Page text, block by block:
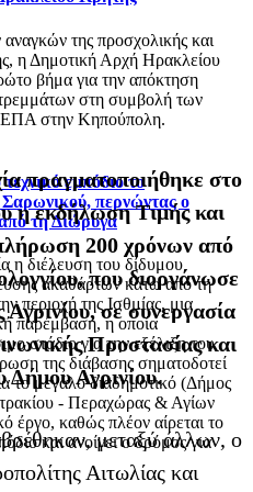
της προσχολικής και
η Δημοτική Αρχή Ηρακλείου
βήμα για την απόκτηση
στη συμβολή των
στην Κηπούπολη.
εμπόδιο το
Σαρωνικού, περνώντας ο
τη Διώρυγα
η διέλευση του δίδυμου
ακαθάρτων κάτω από τη
περιοχή της Ισθμίας, μια
παρέμβαση, η οποία
στάδιο για την εξέλιξη του
της διάβασης σηματοδοτεί
το μεγάλο διαδημοτικό (Δήμος
- Περαχώρας & Αγίων
έργο, καθώς πλέον αίρεται το
και ανοίγει ο δρόμος για
πραγματοποιήθηκε στο
εκδήλωση Τιμής και
200 χρόνων από
που διοργάνωσε
Αγρινίου, σε συνεργασία
Προστασίας και
Δήμου Αγρινίου.
μεταξύ άλλων, ο
Αιτωλίας και